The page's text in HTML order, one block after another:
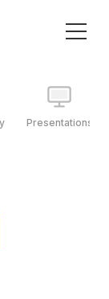
Presentations